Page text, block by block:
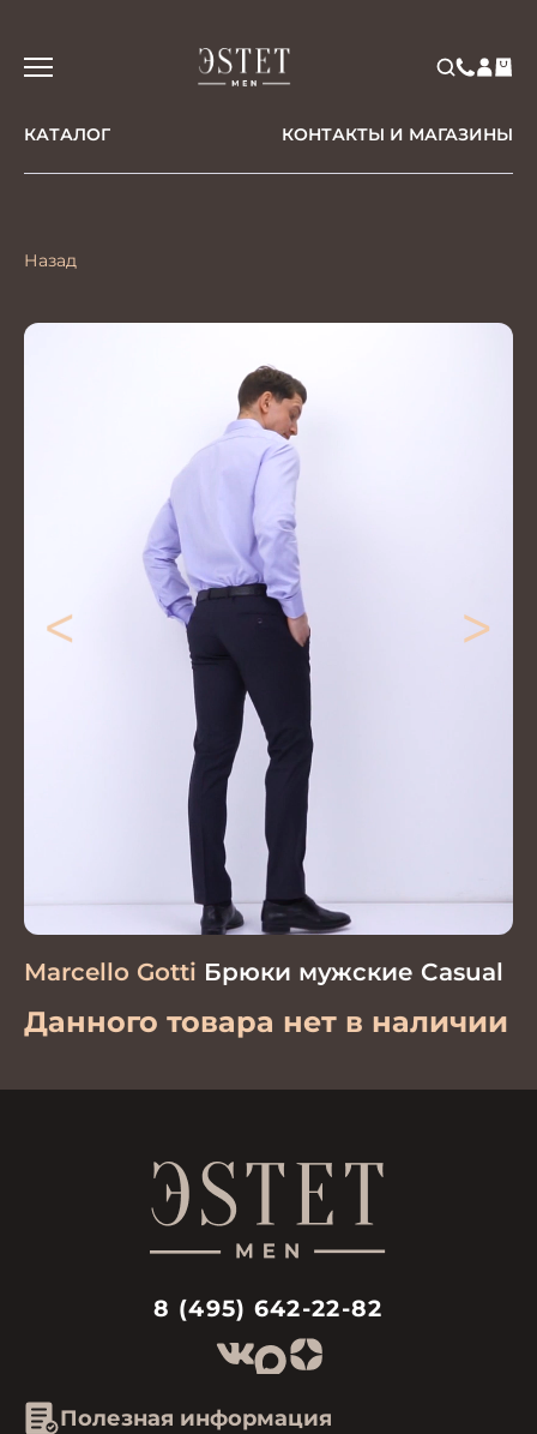
КАТАЛОГ КОНТАКТЫ И МАГАЗИНЫ
Назад
< >
Marcello Gotti Брюки мужские Casual
Данного товара нет в наличии
8 (495) 642-22-82
Полезная информация